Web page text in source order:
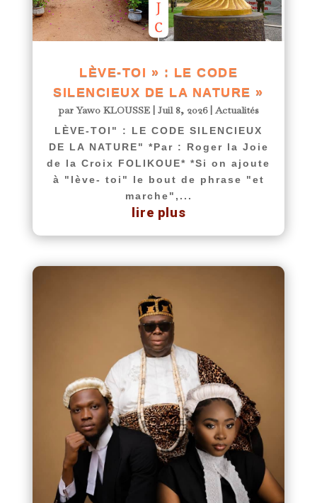
LÈVE-TOI » : LE CODE
SILENCIEUX DE LA NATURE »
parYawo KLOUSSE| Juil 8, 2026|Actualités
LÈVE-TOI" : LE CODE SILENCIEUX
DE LA NATURE" *Par : Roger la Joie
de la Croix FOLIKOUE* *Si on ajoute
à "lève- toi" le bout de phrase "et
marche",...
lire plus